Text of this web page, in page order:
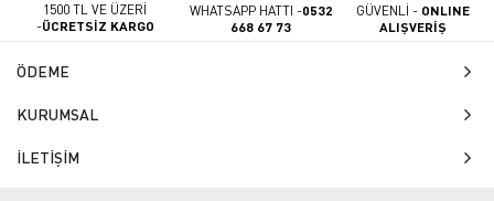
1500 TL VE ÜZERİ
-ÜCRETSİZ KARGO
WHATSAPP HATTI -0532
668 67 73
GÜVENLİ - ONLINE
ALIŞVERİŞ
ÖDEME
KURUMSAL
İLETİŞİM